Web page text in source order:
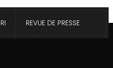
REVUE DE PRESSE